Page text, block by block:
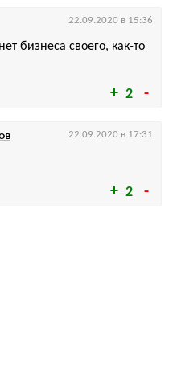
2
бизнеса своего, как-то
22.09.2020 в 15:36
2
22.09.2020 в 17:31